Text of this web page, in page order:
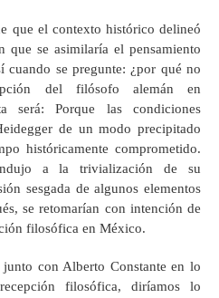
que el contexto histórico delineó
que se asimilaría el pensamiento
cuando se pregunte: ¿por qué no
del filósofo alemán en
será: Porque las condiciones
de un modo precipitado
históricamente comprometido.
a la trivialización de su
sesgada de algunos elementos
se retomarían con intención de
filosófica en México.
junto con Alberto Constante en lo
filosófica, diríamos lo